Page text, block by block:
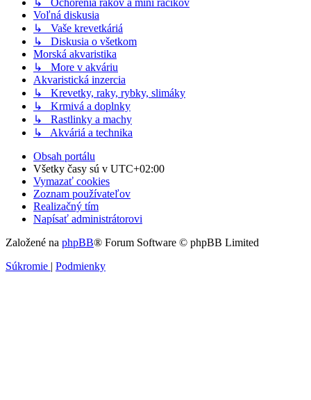
Voľná diskusia
↳ Vaše krevetkáriá
↳ Diskusia o všetkom
Morská akvaristika
↳ More v akváriu
Akvaristická inzercia
↳ Krevetky, raky, rybky, slimáky
↳ Krmivá a doplnky
↳ Rastlinky a machy
↳ Akváriá a technika
Obsah portálu
Všetky časy sú v UTC+02:00
Vymazať cookies
Zoznam používateľov
Realizačný tím
Napísať administrátorovi
Založené na phpBB® Forum Software © phpBB Limited
Súkromie | Podmienky